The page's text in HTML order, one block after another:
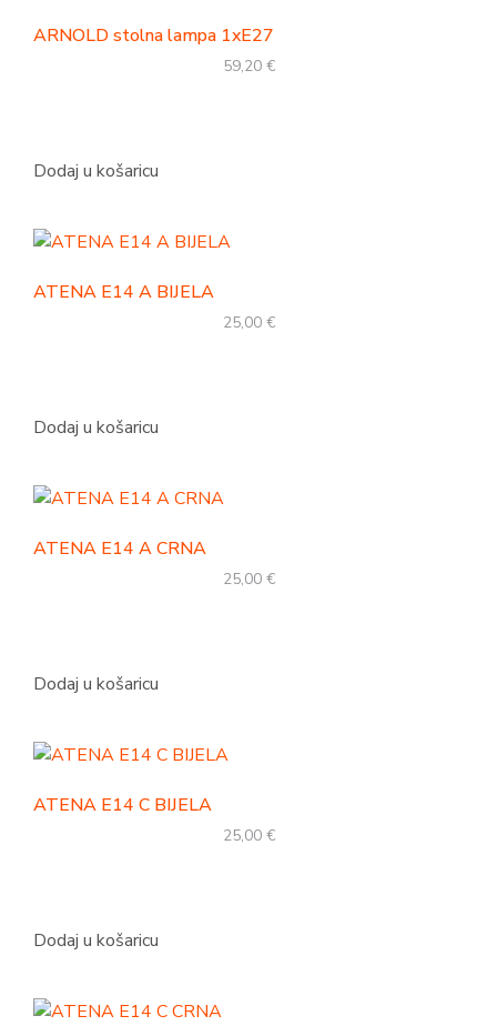
ARNOLD stolna lampa 1xE27
59,20 €
Dodaj u košaricu
ATENA E14 A BIJELA
25,00 €
Dodaj u košaricu
ATENA E14 A CRNA
25,00 €
Dodaj u košaricu
ATENA E14 C BIJELA
25,00 €
Dodaj u košaricu